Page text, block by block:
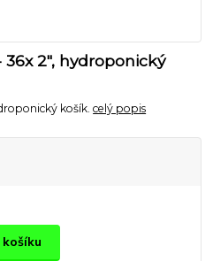
2", hydroponický
košík.celý popis